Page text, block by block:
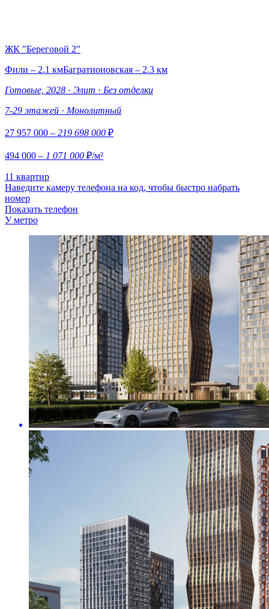
ЖК "Береговой 2"
Фили – 2.1 кмБагратионовская – 2.3 км
Готовые, 2028 · Элит · Без отделки
7-29 этажей · Монолитный
27 957 000 – 219 698 000 ₽
494 000 – 1 071 000 ₽/м²
11 квартир
Наведите камеру телефона на код, чтобы быстро набрать
номер
Показать телефон
У метро